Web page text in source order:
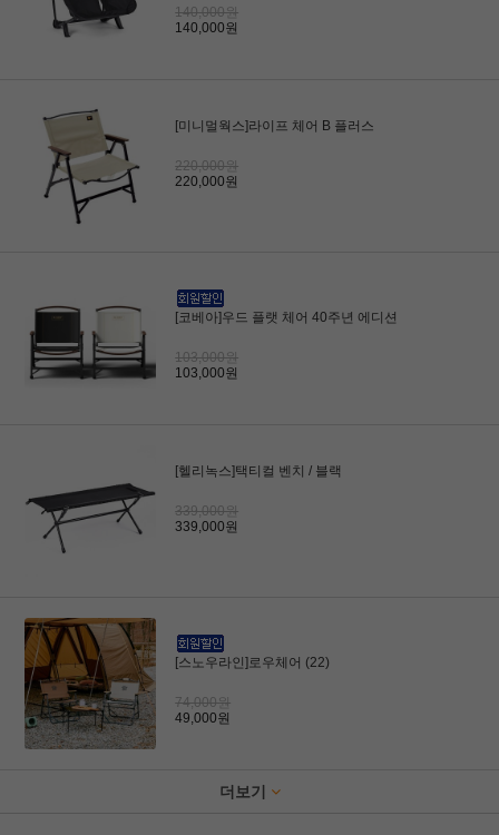
140,000원
140,000원
[미니멀웍스]라이프 체어 B 플러스
220,000원
220,000원
[코베아]우드 플랫 체어 40주년 에디션
103,000원
103,000원
[헬리녹스]택티컬 벤치 / 블랙
339,000원
339,000원
[스노우라인]로우체어 (22)
74,000원
49,000원
더보기